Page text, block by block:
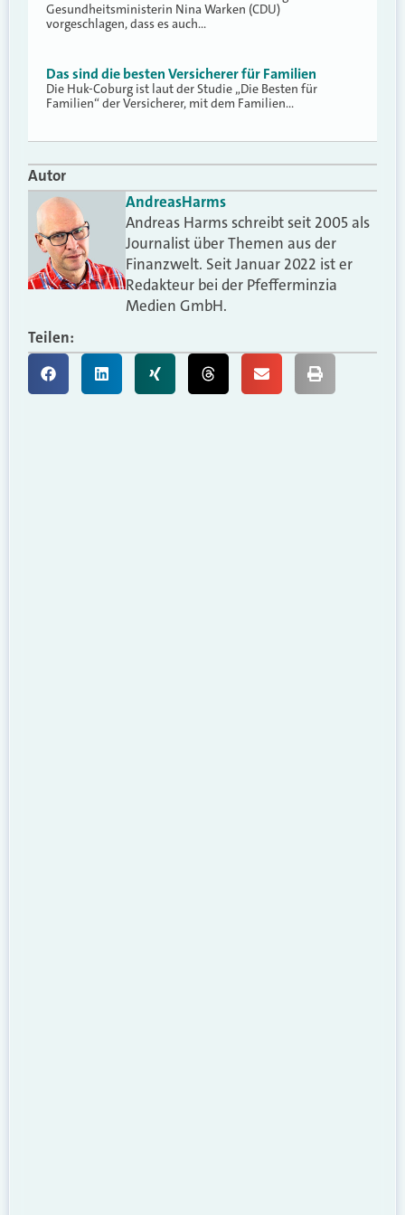
Gesundheitsministerin Nina Warken (CDU)
vorgeschlagen, dass es auch…
Das sind die besten Versicherer für Familien
Die Huk-Coburg ist laut der Studie „Die Besten für
Familien“ der Versicherer, mit dem Familien…
Autor
AndreasHarms
Andreas Harms schreibt seit 2005 als
Journalist über Themen aus der
Finanzwelt. Seit Januar 2022 ist er
Redakteur bei der Pfefferminzia
Medien GmbH.
Teilen: